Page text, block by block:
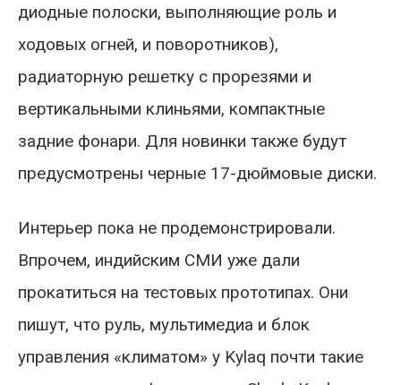
диодные полоски, выполняющие роль и
ходовых огней, и поворотников),
радиаторную решетку с прорезями и
вертикальными клиньями, компактные
задние фонари. Для новинки также будут
предусмотрены черные 17-дюймовые диски.
Интерьер пока не продемонстрировали.
Впрочем, индийским СМИ уже дали
прокатиться на тестовых прототипах. Они
пишут, что руль, мультимедиа и блок
управления «климатом» у Kylaq почти такие